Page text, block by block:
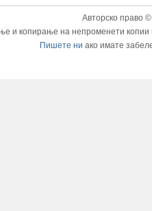
Авторско право
и копирање на непроменети копии
Пишете ни ако имате